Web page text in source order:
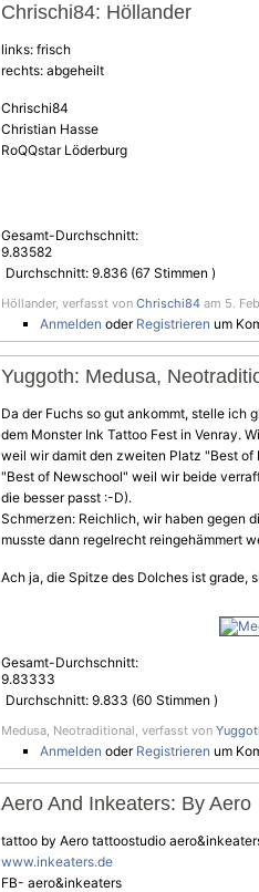
Chrischi84: Höllander
links: frisch
rechts: abgeheilt
Chrischi84
Christian Hasse
RoQQstar Löderburg
Gesamt-Durchschnitt:
9.83582
Durchschnitt: 9.836 (67 Stimmen )
Höllander, verfasst von Chrischi84 am 5.
Anmelden oder Registrieren um
Yuggoth: Medusa,
Da der Fuchs so gut ankommt, stelle ich
dem Monster Ink Tattoo Fest in Venray.
weil wir damit den zweiten Platz "Best of
"Best of Newschool" weil wir beide
die besser passt :-D).
Schmerzen: Reichlich, wir haben gegen
musste dann regelrecht reingehämmert
Ach ja, die Spitze des Dolches ist grade,
Gesamt-Durchschnitt:
9.83333
Durchschnitt: 9.833 (60 Stimmen )
Medusa, Neotraditional, verfasst von
Anmelden oder Registrieren um
Aero And Inkeaters: By Aero
tattoo by Aero tattoostudio
www.inkeaters.de
FB- aero&inkeaters